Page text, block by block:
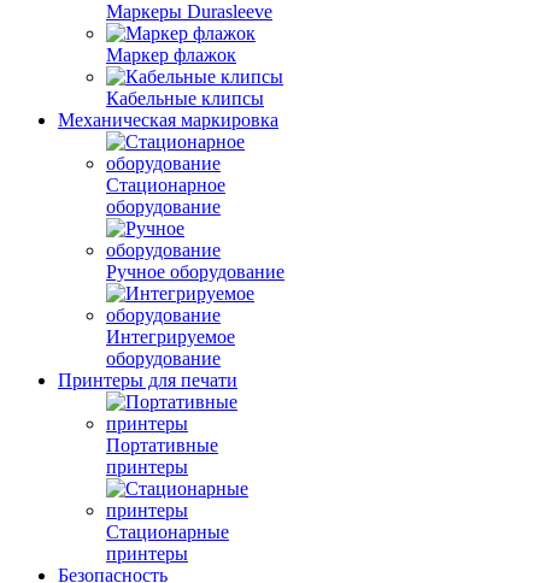
Маркеры Durasleeve
Маркер флажок
Кабельные клипсы
Механическая маркировка
Стационарное
оборудование
Ручное оборудование
Интегрируемое
оборудование
Принтеры для печати
Портативные
принтеры
Стационарные
принтеры
Безопасность